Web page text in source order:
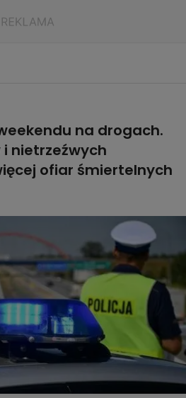
na drogach.
nietrzeźwych
ofiar śmiertelnych